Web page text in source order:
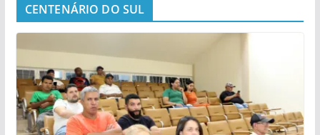
CENTENÁRIO DO SUL